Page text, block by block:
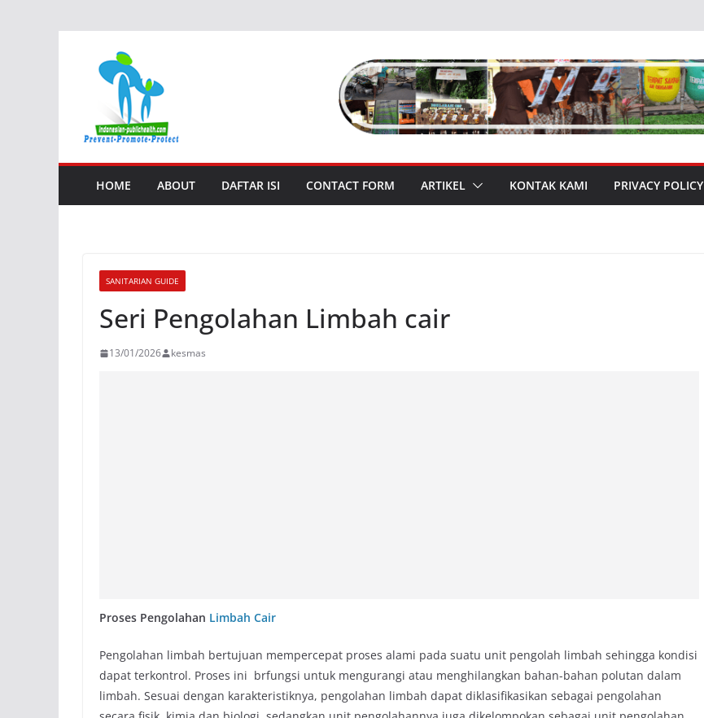
HOME ABOUT DAFTAR ISI CONTACT FORM ARTIKEL KONTAK KAMI PRIVACY POLICY
SANITARIAN GUIDE
Seri Pengolahan Limbah cair
13/01/2026 kesmas
Proses Pengolahan Limbah Cair
Pengolahan limbah bertujuan mempercepat proses alami pada suatu unit pengolah limbah sehingga kondisi
dapat terkontrol. Proses ini brfungsi untuk mengurangi atau menghilangkan bahan-bahan polutan dalam
limbah. Sesuai dengan karakteristiknya, pengolahan limbah dapat diklasifikasikan sebagai pengolahan